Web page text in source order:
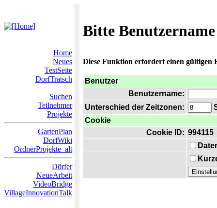
Bitte
Home
Neues
TestSeite
DorfTratsch
Suchen
Teilnehmer
Projekte
GartenPlan
DorfWiki
OrdnerProjekte_alt
Dörfer
NeueArbeit
VideoBridge
VillageInnovationTalk
Diese Funktion erfordert einen gültigen
Benutzer
Benutzername:
Unterschied der Zeitzonen:
Cookie
Cookie ID: 994115